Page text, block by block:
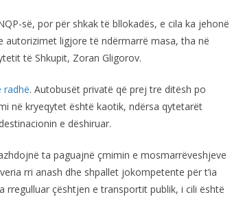
së, por për shkak të bllokadës, e cila ka jehonë
ligjore të ndërmarrë masa, tha në
të Shkupit, Zoran Gligorov.
radhë. Autobusët privatë që prej tre ditësh po
në kryeqytet është kaotik, ndërsa qytetarët
e dëshiruar.
ta paguajnë çmimin e mosmarrëveshjeve
rri anash dhe shpallet jokompetente për t’ia
çështjen e transportit publik, i cili është